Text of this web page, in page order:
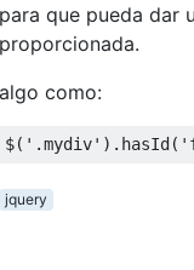
para que pueda dar
proporcionada.
algo como:
$( '.mydiv' ). hasId(
jquery